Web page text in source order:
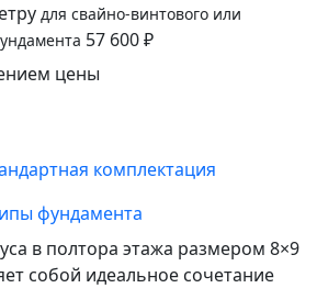
для свайно-винтового или
57 600 ₽
цены
комплектация
фундамента
в полтора этажа размером 8×9
собой идеальное сочетание